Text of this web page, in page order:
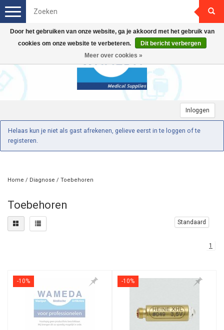
Inloggen
Toggle
Helaas kun je niet als gast afrekenen, gelieve eerst in te loggen of te
registeren.
Home / Diagnose / Toebehoren
Toebehoren
Standaard
1
-10% -10%
Door het gebruiken van onze website, ga je akkoord met het gebruik van
cookies om onze website te verbeteren.
Dit bericht verbergen
Meer over cookies »